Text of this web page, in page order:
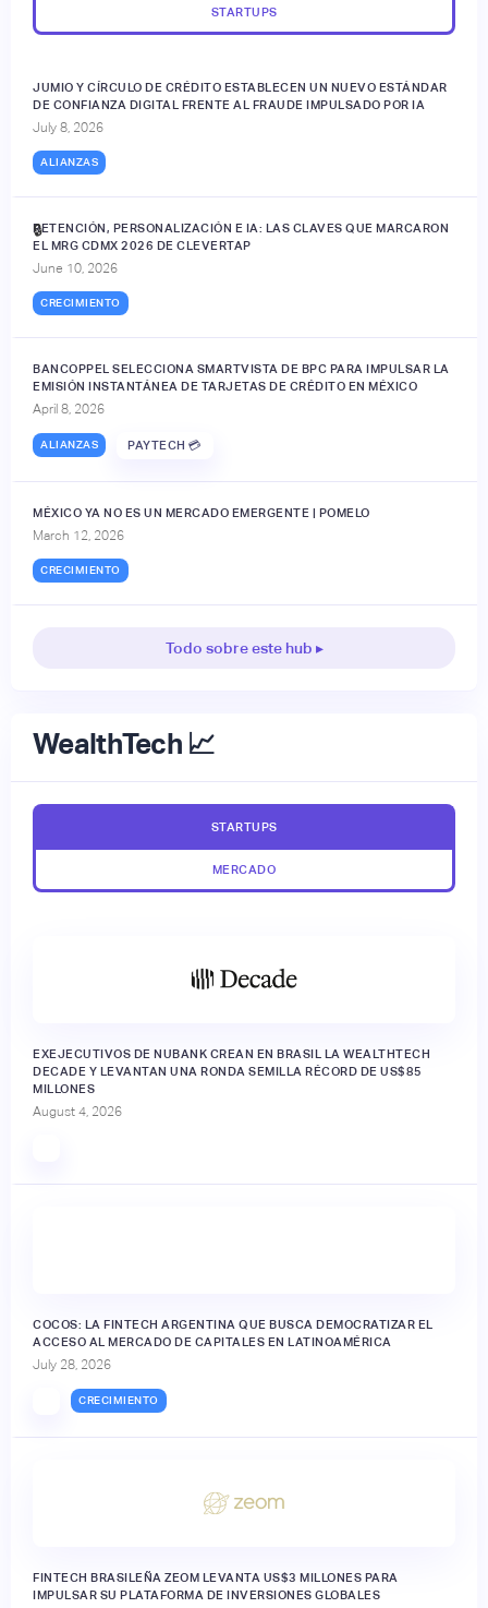
STARTUPS
JUMIO Y CÍRCULO DE CRÉDITO ESTABLECEN UN NUEVO ESTÁNDAR
DE CONFIANZA DIGITAL FRENTE AL FRAUDE IMPULSADO POR IA
July 8, 2026
ALIANZAS
RETENCIÓN, PERSONALIZACIÓN E IA: LAS CLAVES QUE MARCARON
EL MRG CDMX 2026 DE CLEVERTAP
June 10, 2026
CRECIMIENTO
🔒
BANCOPPEL SELECCIONA SMARTVISTA DE BPC PARA IMPULSAR LA
EMISIÓN INSTANTÁNEA DE TARJETAS DE CRÉDITO EN MÉXICO
April 8, 2026
ALIANZAS PAYTECH 💳
MÉXICO YA NO ES UN MERCADO EMERGENTE | POMELO
March 12, 2026
CRECIMIENTO
Todo sobre este hub ▸
WealthTech 📈
STARTUPS
MERCADO
EXEJECUTIVOS DE NUBANK CREAN EN BRASIL LA WEALTHTECH
DECADE Y LEVANTAN UNA RONDA SEMILLA RÉCORD DE US$85
MILLONES
August 4, 2026
COCOS: LA FINTECH ARGENTINA QUE BUSCA DEMOCRATIZAR EL
ACCESO AL MERCADO DE CAPITALES EN LATINOAMÉRICA
July 28, 2026
CRECIMIENTO
FINTECH BRASILEÑA ZEOM LEVANTA US$3 MILLONES PARA
IMPULSAR SU PLATAFORMA DE INVERSIONES GLOBALES